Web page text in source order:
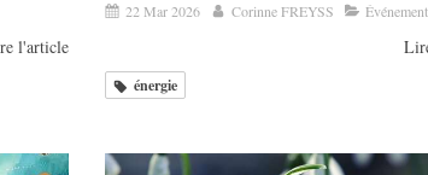
l'article
22 Mar 2026 Corinne FREYSS
énergie